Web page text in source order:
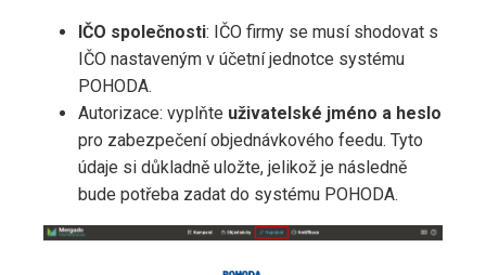
IČO společnosti: IČO firmy se musí shodovat s
IČO nastaveným v účetní jednotce systému
POHODA.
Autorizace: vyplňte uživatelské jméno a heslo
pro zabezpečení objednávkového feedu. Tyto
údaje si důkladně uložte, jelikož je následně
bude potřeba zadat do systému POHODA.